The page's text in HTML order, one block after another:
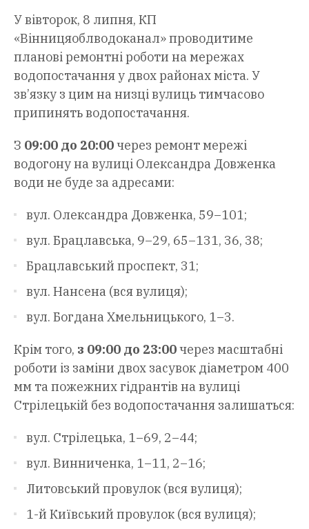
У вівторок, 8 липня, КП
«Вінницяоблводоканал» проводитиме
планові ремонтні роботи на мережах
водопостачання у двох районах міста. У
зв’язку з цим на низці вулиць тимчасово
припинять водопостачання.
З 09:00 до 20:00через ремонт мережі
водогону на вулиці Олександра Довженка
води не буде за адресами:
вул. Олександра Довженка, 59–101;
вул. Брацлавська, 9–29, 65–131, 36, 38;
Брацлавський проспект, 31;
вул. Нансена (вся вулиця);
вул. Богдана Хмельницького, 1–3.
Крім того, з 09:00 до 23:00через масштабні
роботи із заміни двох засувок діаметром 400
мм та пожежних гідрантів на вулиці
Стрілецькій без водопостачання залишаться:
вул. Стрілецька, 1–69, 2–44;
вул. Винниченка, 1–11, 2–16;
Литовський провулок (вся вулиця);
1-й Київський провулок (вся вулиця);